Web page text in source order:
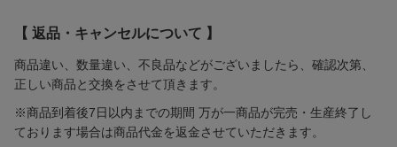
【 返品・キャンセルについて 】
商品違い、数量違い、不良品などがございましたら、確認次第、
正しい商品と交換をさせて頂きます。
※商品到着後7日以内までの期間 万が一商品が完売・生産終了し
ております場合は商品代金を返金させていただきます。